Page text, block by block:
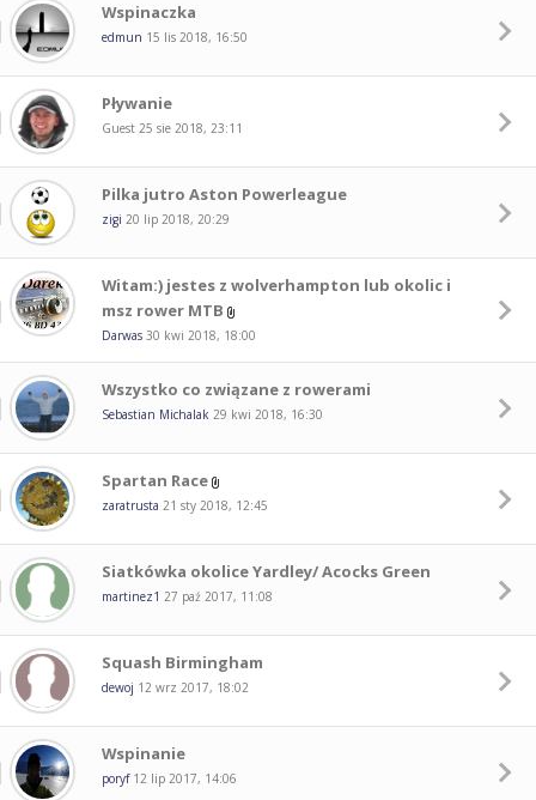
Wspinaczka
edmun 15 lis 2018, 16:50
Pływanie
Guest 25 sie 2018, 23:11
Pilka jutro Aston Powerleague
zigi 20 lip 2018, 20:29
Witam:) jestes z wolverhampton lub okolic i
msz rower MTB
Darwas 30 kwi 2018, 18:00
Wszystko co związane z rowerami
Sebastian Michalak 29 kwi 2018, 16:30
Spartan Race
zaratrusta 21 sty 2018, 12:45
Siatkówka okolice Yardley/ Acocks Green
martinez1 27 paź 2017, 11:08
Squash Birmingham
dewoj 12 wrz 2017, 18:02
Wspinanie
poryf 12 lip 2017, 14:06